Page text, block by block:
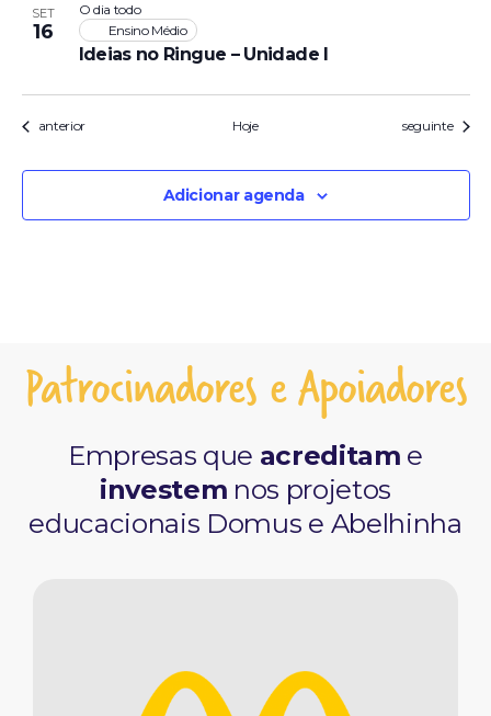
SET
16
Ideias no Ringue – Unidade I
O dia todo
Ensino Médio
Eventos
anterior Hoje Eventos
seguinte
Adicionar agenda
Patrocinadores e Apoiadores
Empresas que acreditam e
investem nos projetos
educacionais Domus e Abelhinha